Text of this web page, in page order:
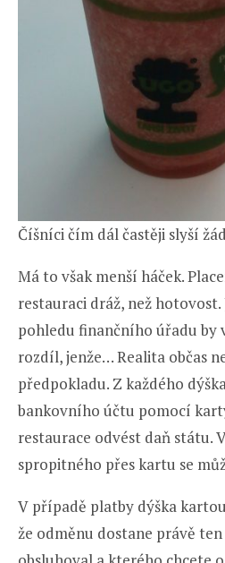
Číšníci čím dál častěji slyší
Má to však menší háček.
restauraci dráž, než hotovost.
pohledu finančního úřadu by
rozdíl, jenže… Realita občas
předpokladu. Z každého
bankovního účtu pomocí
restaurace odvést daň státu.
spropitného přes kartu se
V případě platby dýška
že odměnu dostane právě